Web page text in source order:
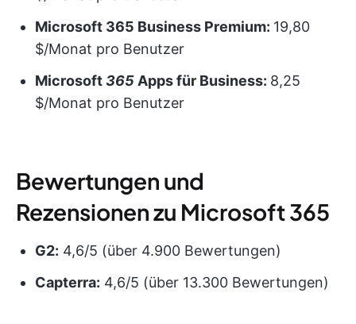
Microsoft 365 Business Premium: 19,80
$/Monat pro Benutzer
Microsoft365 Appsfür Business: 8,25
$/Monat pro Benutzer
Bewertungen und
Rezensionen zu Microsoft 365
G2: 4,6/5 (über 4.900 Bewertungen)
Capterra: 4,6/5 (über 13.300 Bewertungen)